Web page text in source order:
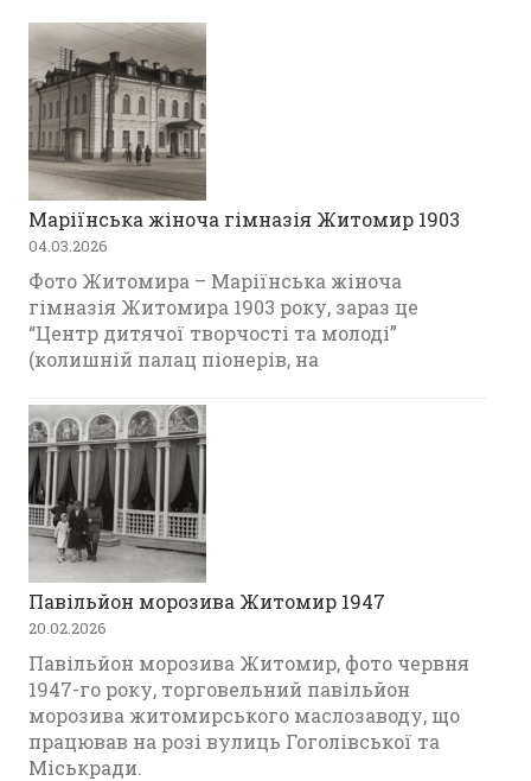
Маріїнська жіноча гімназія Житомир 1903
04.03.2026
Фото Житомира – Маріїнська жіноча
гімназія Житомира 1903 року, зараз це
“Центр дитячої творчості та молоді”
(колишній палац піонерів, на
Павільйон морозива Житомир 1947
20.02.2026
Павільйон морозива Житомир, фото червня
1947-го року, торговельний павільйон
морозива житомирського маслозаводу, що
працював на розі вулиць Гоголівської та
Міськради.